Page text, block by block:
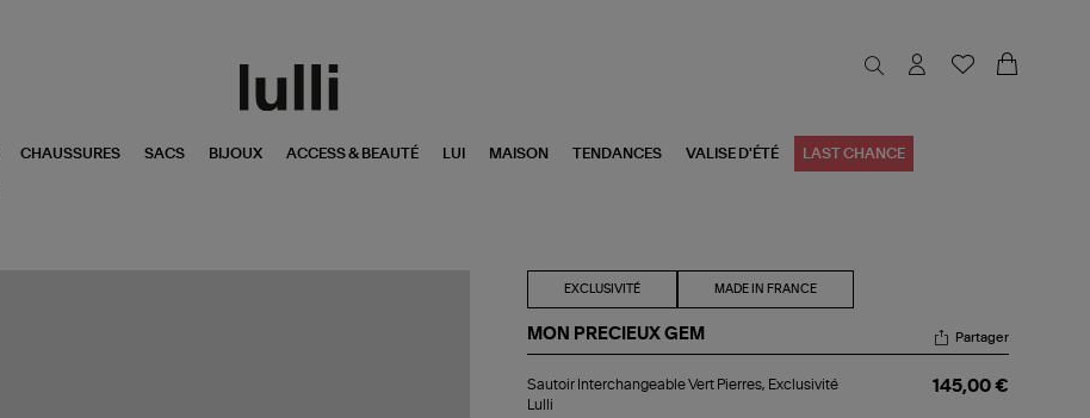
CHAUSSURES SACS BIJOUX ACCESS & BEAUTÉ LUI MAISON TENDANCES VALISE D'ÉTÉ LAST CHANCE
EXCLUSIVITÉ MADE IN FRANCE
MON PRECIEUX GEM
Interchangeable
Vert
Partager
Sautoir Interchangeable Vert Pierres, Exclusivité
Lulli
145,00 €